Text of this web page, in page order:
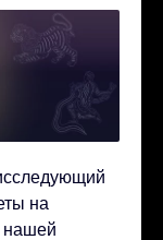
на
нашей